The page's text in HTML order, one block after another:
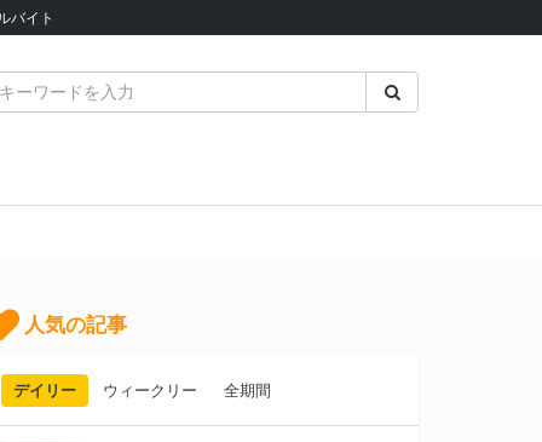
バイト
人気の記事
デイリー ウィークリー 全期間